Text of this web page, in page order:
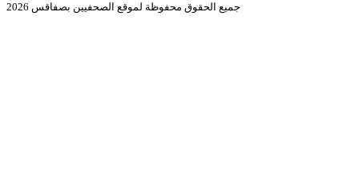
جميع الحقوق محفوظة لموقع الصحفيين بصفاقس 2026